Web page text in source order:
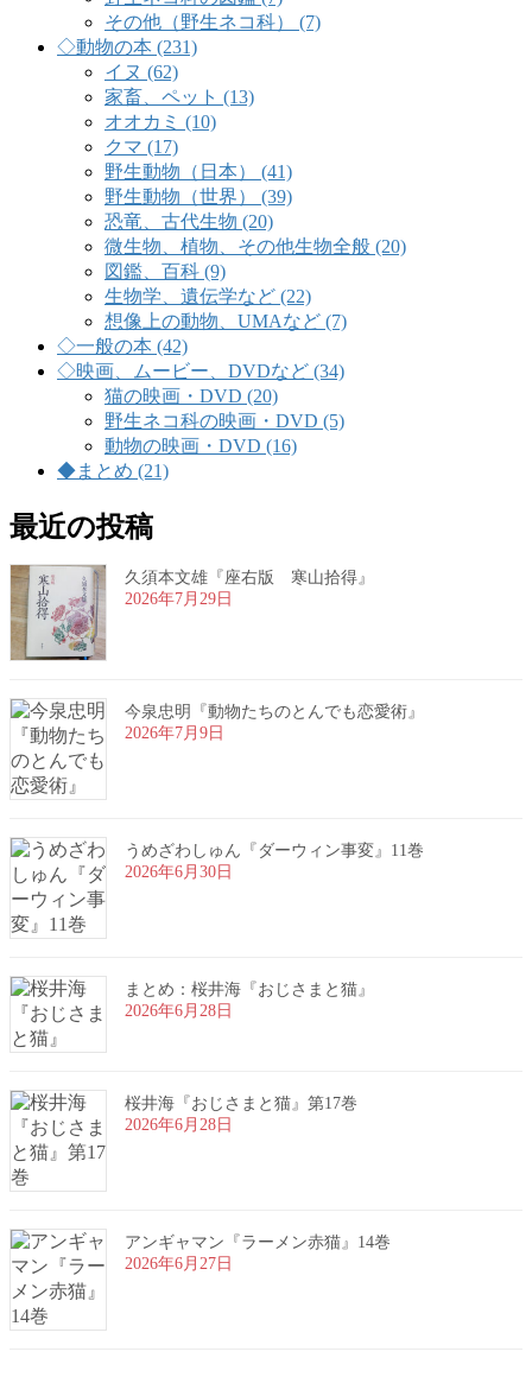
その他（野生ネコ科） (7)
◇動物の本 (231)
イヌ (62)
家畜、ペット (13)
オオカミ (10)
クマ (17)
野生動物（日本） (41)
野生動物（世界） (39)
恐竜、古代生物 (20)
微生物、植物、その他生物全般 (20)
図鑑、百科 (9)
生物学、遺伝学など (22)
想像上の動物、UMAなど (7)
◇一般の本 (42)
◇映画、ムービー、DVDなど (34)
猫の映画・DVD (20)
野生ネコ科の映画・DVD (5)
動物の映画・DVD (16)
◆まとめ (21)
最近の投稿
久須本文雄『座右版 寒山拾得』
2026年7月29日
今泉忠明『動物たちのとんでも恋愛術』
2026年7月9日
うめざわしゅん『ダーウィン事変』11巻
2026年6月30日
まとめ：桜井海『おじさまと猫』
2026年6月28日
桜井海『おじさまと猫』第17巻
2026年6月28日
アンギャマン『ラーメン赤猫』14巻
2026年6月27日